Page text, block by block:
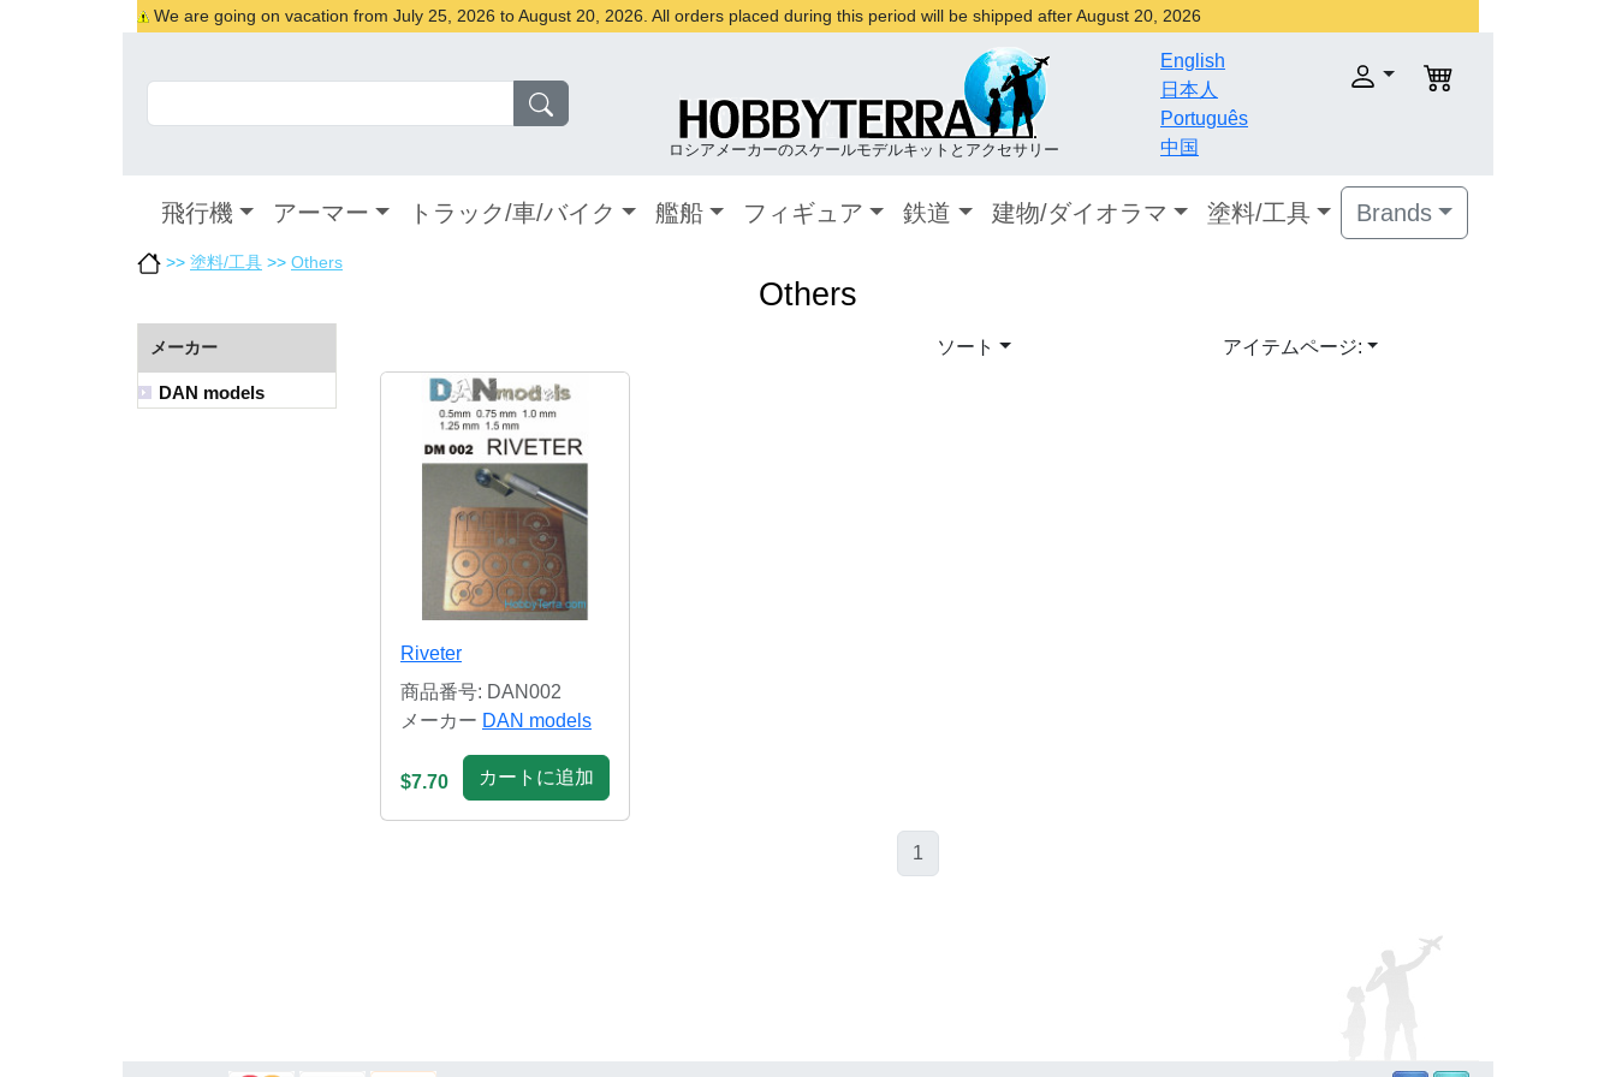
We are going on vacation from July 25, 2026 to August 20, 2026. All orders placed during this period will be shipped after August 20, 2026
ロシアメーカーのスケールモデルキットとアクセサリー
English
日本人
Português
中国
飛行機 アーマー トラック/車/バイク 艦船 フィギュア 鉄道 建物/ダイオラマ 塗料/工具 Brands
>> 塗料/工具 >> Others
Others
メーカー
DAN models
ソート アイテムページ:
Riveter
商品番号: DAN002
メーカー DAN models
$7.70 カートに追加
1